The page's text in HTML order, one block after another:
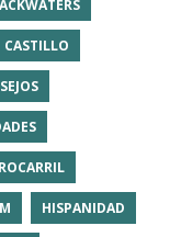
CASTILLO
HISPANIDAD